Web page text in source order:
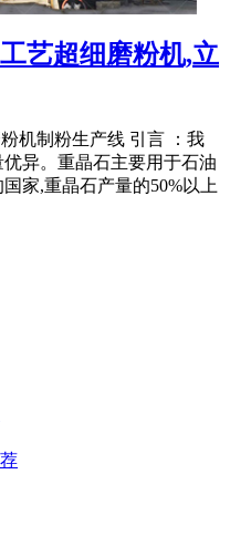
艺超细磨粉机,立
机制粉生产线 引言 ：我
异。重晶石主要用于石油
家,重晶石产量的50%以上